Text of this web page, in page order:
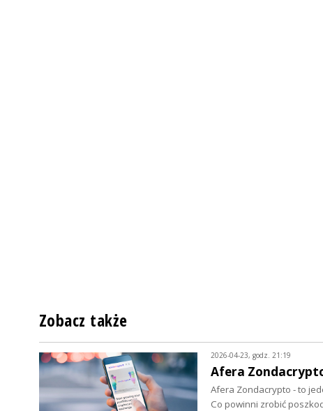
Zobacz także
2026-04-23, godz. 21:19
Afera
Afera Zondacrypto - to
Co powinni zrobić